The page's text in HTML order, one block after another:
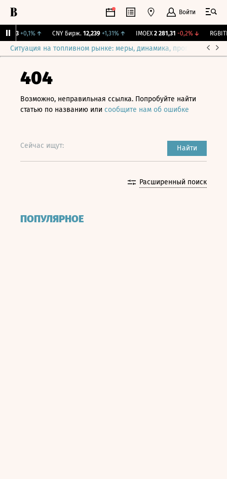
Войти
+0,1% ↑ CNY Бирж. 12,239 +1,31% ↑ IMOEX 2 281,31 -0,2%↓ RGBITR
Ситуация на топливном рынке: меры, динамика, прогнозы
404
Возможно, неправильная ссылка. Попробуйте найти
статью по названию или сообщите нам об ошибке
Сейчас ищут: Найти
Расширенный поиск
ПОПУЛЯРНОЕ